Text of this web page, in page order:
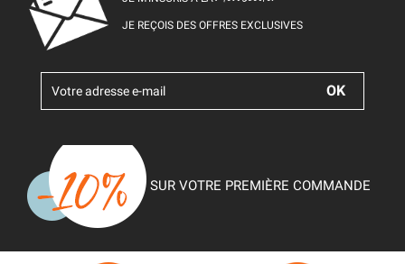
JE REÇOIS DES OFFRES EXCLUSIVES
SUR VOTRE PREMIÈRE COMMANDE